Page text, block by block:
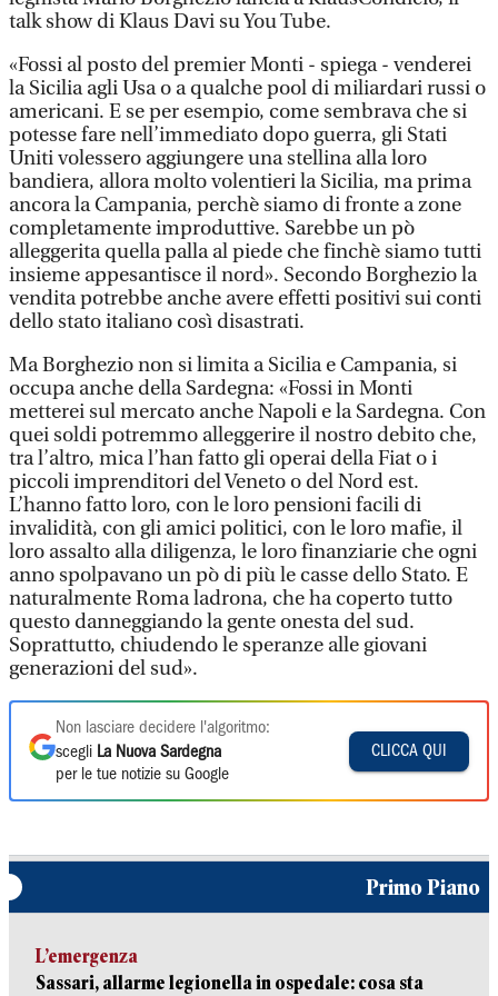
talk show di Klaus Davi su You Tube.
«Fossi al posto del premier Monti - spiega - venderei
la Sicilia agli Usa o a qualche pool di miliardari russi o
americani. E se per esempio, come sembrava che si
potesse fare nell’immediato dopo guerra, gli Stati
Uniti volessero aggiungere una stellina alla loro
bandiera, allora molto volentieri la Sicilia, ma prima
ancora la Campania, perchè siamo di fronte a zone
completamente improduttive. Sarebbe un pò
alleggerita quella palla al piede che finchè siamo tutti
insieme appesantisce il nord». Secondo Borghezio la
vendita potrebbe anche avere effetti positivi sui conti
dello stato italiano così disastrati.
Ma Borghezio non si limita a Sicilia e Campania, si
occupa anche della Sardegna: «Fossi in Monti
metterei sul mercato anche Napoli e la Sardegna. Con
quei soldi potremmo alleggerire il nostro debito che,
tra l’altro, mica l’han fatto gli operai della Fiat o i
piccoli imprenditori del Veneto o del Nord est.
L’hanno fatto loro, con le loro pensioni facili di
invalidità, con gli amici politici, con le loro mafie, il
loro assalto alla diligenza, le loro finanziarie che ogni
anno spolpavano un pò di più le casse dello Stato. E
naturalmente Roma ladrona, che ha coperto tutto
questo danneggiando la gente onesta del sud.
Soprattutto, chiudendo le speranze alle giovani
generazioni del sud».
Non lasciare decidere l'algoritmo:
scegli La Nuova Sardegna
per le tue notizie su Google
CLICCA QUI
Primo Piano
L’emergenza
Sassari, allarme legionella in ospedale: cosa sta